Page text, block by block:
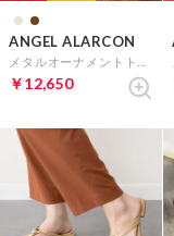
ANGEL ALARCON
￥12,650